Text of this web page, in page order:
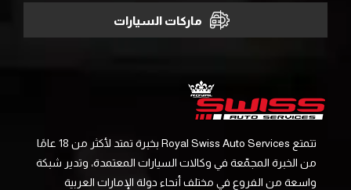
ماركات السيارات
تتمتع Royal Swiss Auto Services بخبرة تمتد لأكثر من 18 عامًا
من الخبرة المجمّعة في وكالات السيارات المعتمدة، وتدير شبكة
واسعة من الفروع في مختلف أنحاء دولة الإمارات العربية